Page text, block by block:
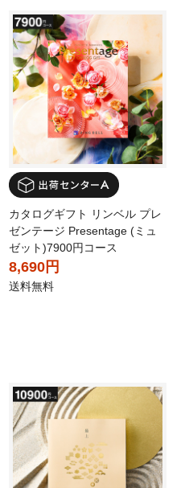
カタログギフト リンベル プレ
ゼンテージ Presentage (ミュ
ゼット)7900円コース
8,690円
送料無料